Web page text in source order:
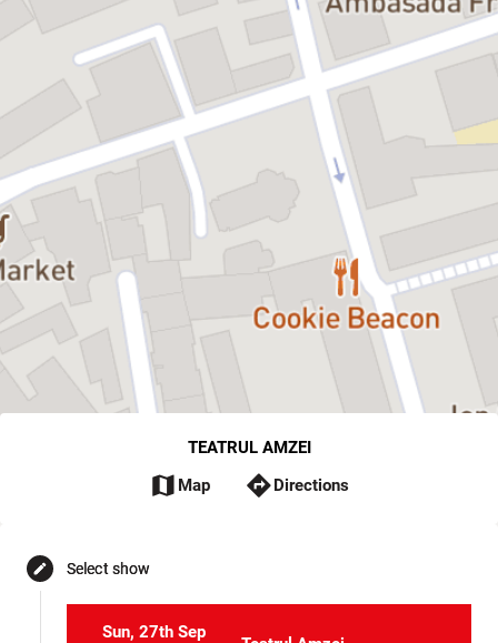
TEATRUL AMZEI
map Map directionsDirections
edit Select show
Sun, 27th Sep